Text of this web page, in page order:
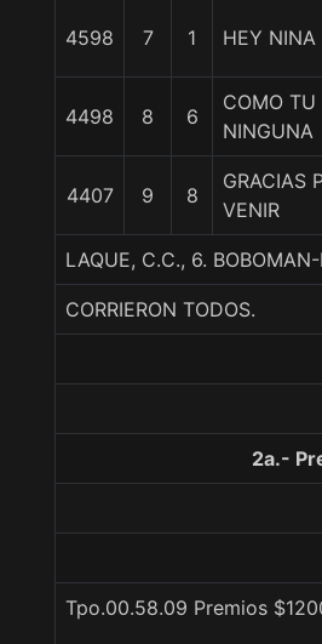
4598 7 1 HEY NINA
4498 8 6
COMO TU
NINGUNA
4407 9 8
GRACIAS
VENIR
LAQUE, C.C., 6.
CORRIERON TODOS.
2a.-
Tpo.00.58.09 Premios